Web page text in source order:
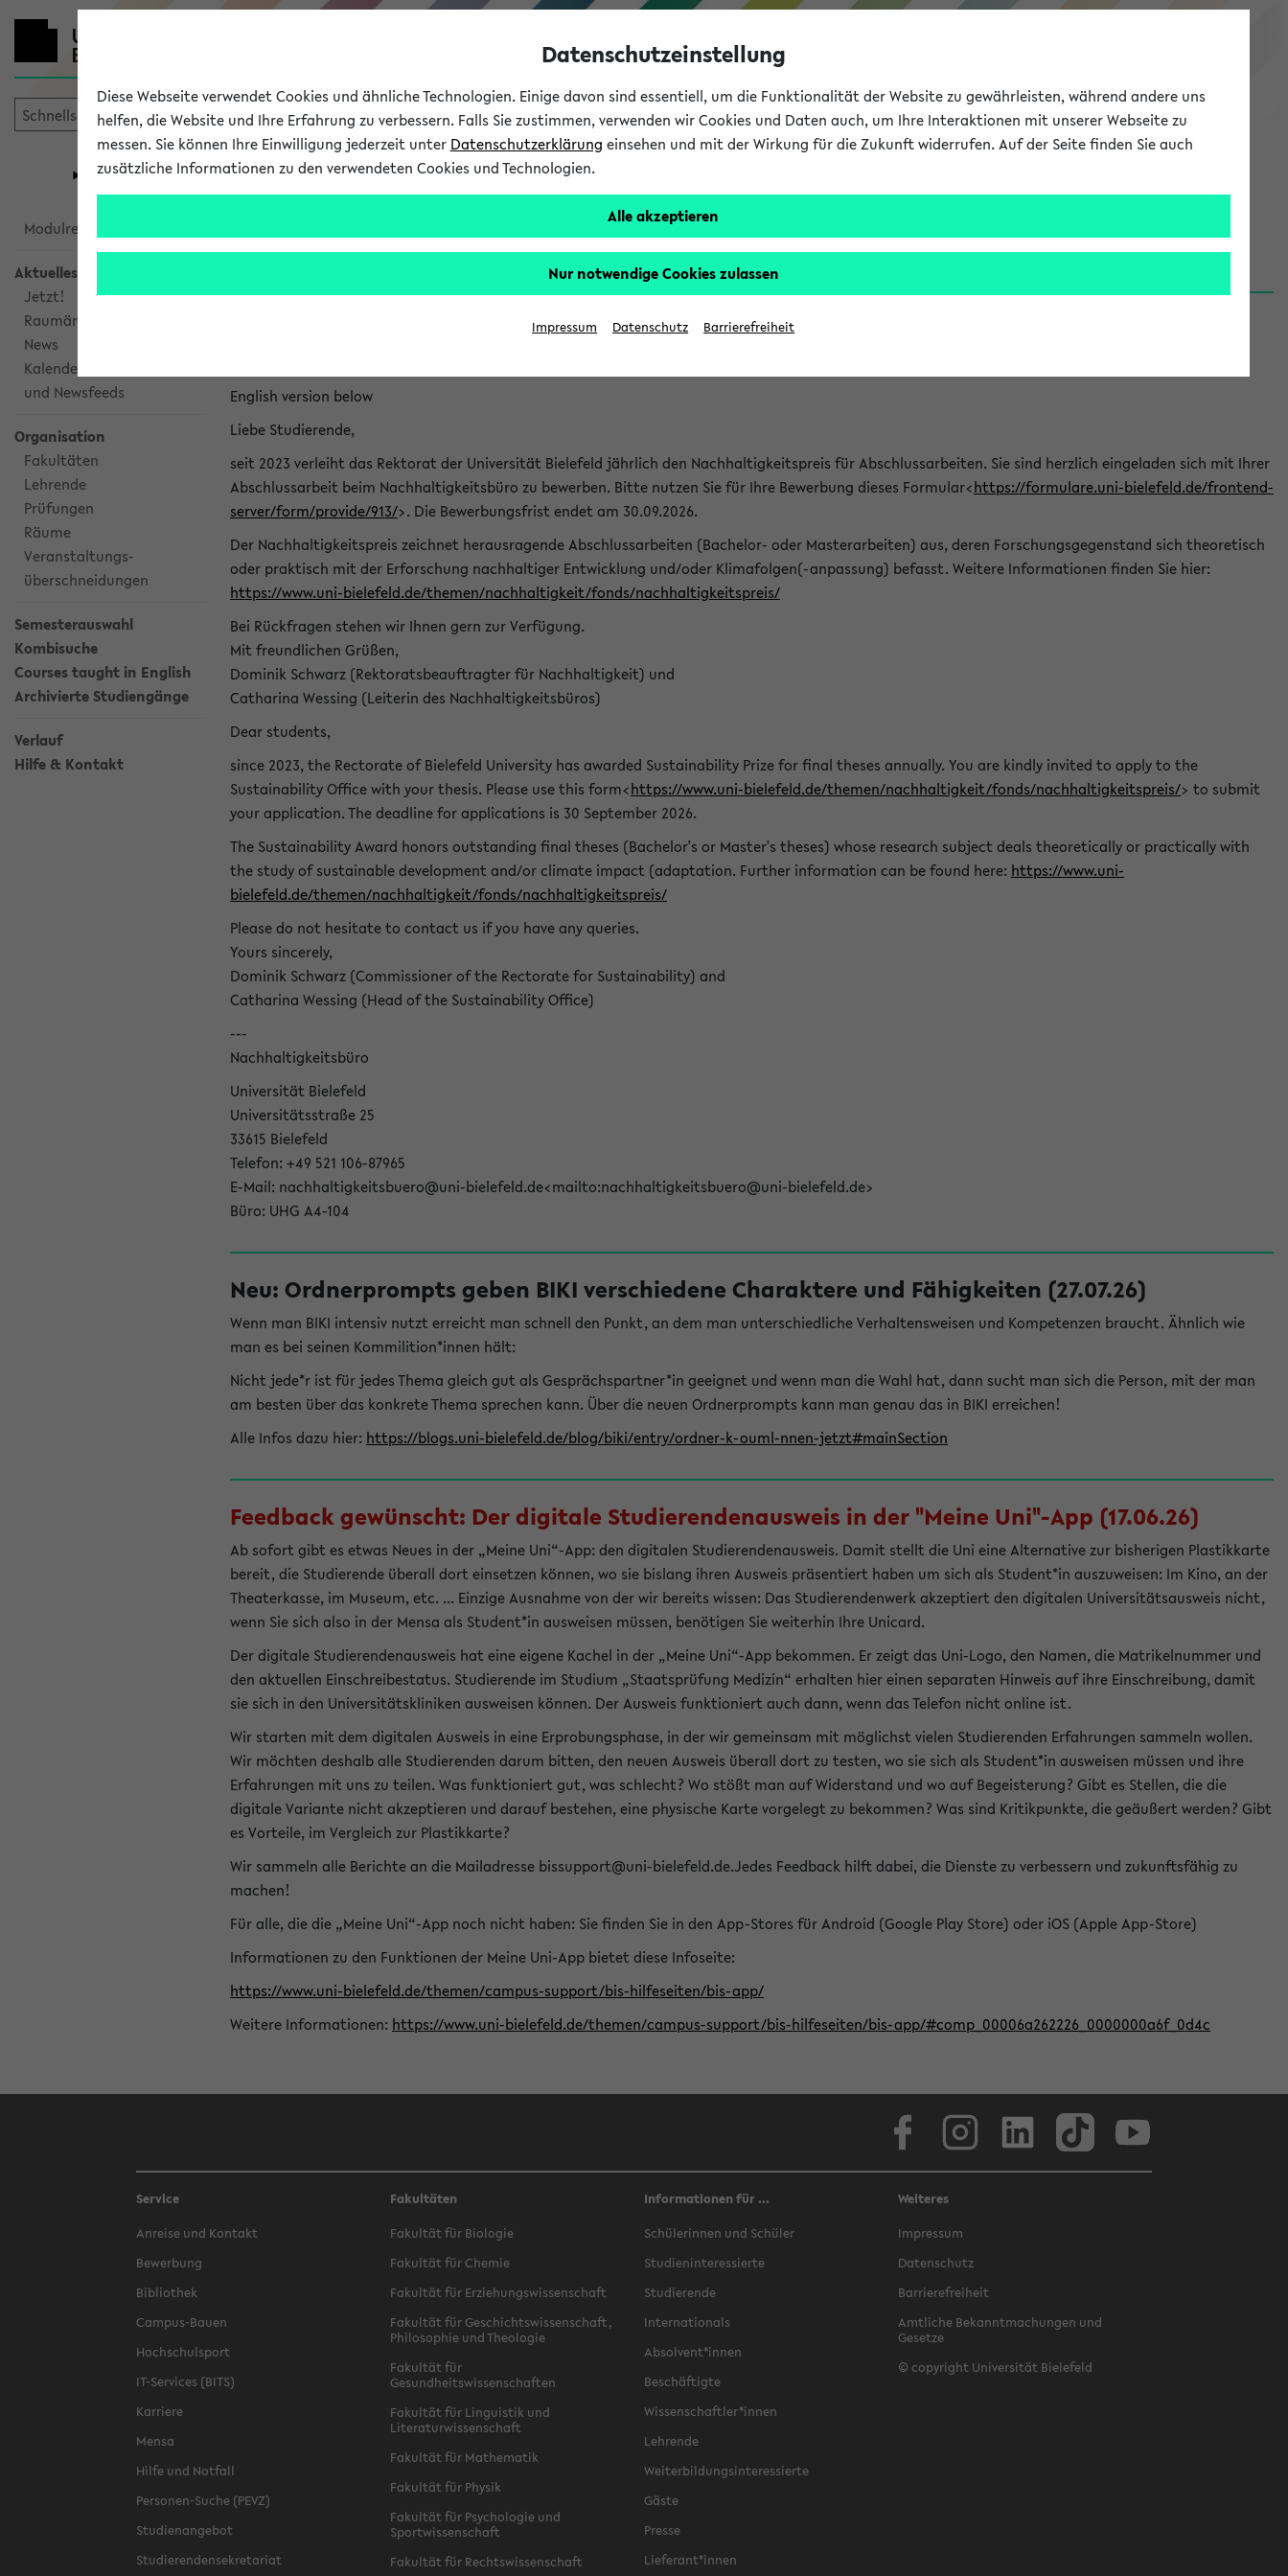
eKVV
Universität Forschung Studium
eKVV
Modulrecherche
Aktuelles
Jetzt!
Raumänderungen
News
Kalenderintegration
und Newsfeeds
Organisation
Fakultäten
Lehrende
Prüfungen
Räume
Veranstaltungs-
überschneidungen
Semesterauswahl
Kombisuche
Courses taught in English
Archivierte Studiengänge
Verlauf
Hilfe & Kontakt
eKVV News
Nachhaltigkeitspreis 2026: Bewerbungsphase gestartet (06.08.26)
English version below
Liebe Studierende,
seit 2023 verleiht das Rektorat der Universität Bielefeld jährlich den Nachhaltigkeitspreis für Abschlussarbeiten. Sie sind herzlich eingeladen sich mit Ihrer
Abschlussarbeit beim Nachhaltigkeitsbüro zu bewerben. Bitte nutzen Sie für Ihre Bewerbung dieses Formular<https://formulare.uni-bielefeld.de/frontend-
server/form/provide/913/>. Die Bewerbungsfrist endet am 30.09.2026.
Der Nachhaltigkeitspreis zeichnet herausragende Abschlussarbeiten (Bachelor- oder Masterarbeiten) aus, deren Forschungsgegenstand sich theoretisch
oder praktisch mit der Erforschung nachhaltiger Entwicklung und/oder Klimafolgen(-anpassung) befasst. Weitere Informationen finden Sie hier:
https://www.uni-bielefeld.de/themen/nachhaltigkeit/fonds/nachhaltigkeitspreis/
Bei Rückfragen stehen wir Ihnen gern zur Verfügung.
Mit freundlichen Grüßen,
Dominik Schwarz (Rektoratsbeauftragter für Nachhaltigkeit) und
Catharina Wessing (Leiterin des Nachhaltigkeitsbüros)
Dear students,
since 2023, the Rectorate of Bielefeld University has awarded Sustainability Prize for final theses annually. You are kindly invited to apply to the
Sustainability Office with your thesis. Please use this form<https://www.uni-bielefeld.de/themen/nachhaltigkeit/fonds/nachhaltigkeitspreis/> to submit
your application. The deadline for applications is 30 September 2026.
The Sustainability Award honors outstanding final theses (Bachelor's or Master's theses) whose research subject deals theoretically or practically with
the study of sustainable development and/or climate impact (adaptation. Further information can be found here: https://www.uni-
bielefeld.de/themen/nachhaltigkeit/fonds/nachhaltigkeitspreis/
Please do not hesitate to contact us if you have any queries.
Yours sincerely,
Dominik Schwarz (Commissioner of the Rectorate for Sustainability) and
Catharina Wessing (Head of the Sustainability Office)
---
Nachhaltigkeitsbüro
Universität Bielefeld
Universitätsstraße 25
33615 Bielefeld
Telefon: +49 521 106-87965
E-Mail: nachhaltigkeitsbuero@uni-bielefeld.de<mailto:nachhaltigkeitsbuero@uni-bielefeld.de>
Büro: UHG A4-104
Neu: Ordnerprompts geben BIKI verschiedene Charaktere und Fähigkeiten (27.07.26)
Wenn man BIKI intensiv nutzt erreicht man schnell den Punkt, an dem man unterschiedliche Verhaltensweisen und Kompetenzen braucht. Ähnlich wie
man es bei seinen Kommilition*innen hält:
Nicht jede*r ist für jedes Thema gleich gut als Gesprächspartner*in geeignet und wenn man die Wahl hat, dann sucht man sich die Person, mit der man
am besten über das konkrete Thema sprechen kann. Über die neuen Ordnerprompts kann man genau das in BIKI erreichen!
Alle Infos dazu hier: https://blogs.uni-bielefeld.de/blog/biki/entry/ordner-k-ouml-nnen-jetzt#mainSection
Feedback gewünscht: Der digitale Studierendenausweis in der "Meine Uni"-App (17.06.26)
Ab sofort gibt es etwas Neues in der „Meine Uni“-App: den digitalen Studierendenausweis. Damit stellt die Uni eine Alternative zur bisherigen Plastikkarte
bereit, die Studierende überall dort einsetzen können, wo sie bislang ihren Ausweis präsentiert haben um sich als Student*in auszuweisen: Im Kino, an der
Theaterkasse, im Museum, etc. ... Einzige Ausnahme von der wir bereits wissen: Das Studierendenwerk akzeptiert den digitalen Universitätsausweis nicht,
wenn Sie sich also in der Mensa als Student*in ausweisen müssen, benötigen Sie weiterhin Ihre Unicard.
Der digitale Studierendenausweis hat eine eigene Kachel in der „Meine Uni“-App bekommen. Er zeigt das Uni-Logo, den Namen, die Matrikelnummer und
den aktuellen Einschreibestatus. Studierende im Studium „Staatsprüfung Medizin“ erhalten hier einen separaten Hinweis auf ihre Einschreibung, damit
sie sich in den Universitätskliniken ausweisen können. Der Ausweis funktioniert auch dann, wenn das Telefon nicht online ist.
Wir starten mit dem digitalen Ausweis in eine Erprobungsphase, in der wir gemeinsam mit möglichst vielen Studierenden Erfahrungen sammeln wollen.
Wir möchten deshalb alle Studierenden darum bitten, den neuen Ausweis überall dort zu testen, wo sie sich als Student*in ausweisen müssen und ihre
Erfahrungen mit uns zu teilen. Was funktioniert gut, was schlecht? Wo stößt man auf Widerstand und wo auf Begeisterung? Gibt es Stellen, die die
digitale Variante nicht akzeptieren und darauf bestehen, eine physische Karte vorgelegt zu bekommen? Was sind Kritikpunkte, die geäußert werden? Gibt
es Vorteile, im Vergleich zur Plastikkarte?
Wir sammeln alle Berichte an die Mailadresse bissupport@uni-bielefeld.de.Jedes Feedback hilft dabei, die Dienste zu verbessern und zukunftsfähig zu
machen!
Für alle, die die „Meine Uni“-App noch nicht haben: Sie finden Sie in den App-Stores für Android (Google Play Store) oder iOS (Apple App-Store)
Informationen zu den Funktionen der Meine Uni-App bietet diese Infoseite:
https://www.uni-bielefeld.de/themen/campus-support/bis-hilfeseiten/bis-app/
Weitere Informationen: https://www.uni-bielefeld.de/themen/campus-support/bis-hilfeseiten/bis-app/#comp_00006a262226_0000000a6f_0d4c
Service
Anreise und Kontakt
Bewerbung
Bibliothek
Campus-Bauen
Hochschulsport
IT-Services (BITS)
Karriere
Mensa
Hilfe und Notfall
Personen-Suche (PEVZ)
Studienangebot
Studierendensekretariat
Fakultäten
Fakultät für Biologie
Fakultät für Chemie
Fakultät für Erziehungswissenschaft
Fakultät für Geschichtswissenschaft,
Philosophie und Theologie
Fakultät für
Gesundheitswissenschaften
Fakultät für Linguistik und
Literaturwissenschaft
Fakultät für Mathematik
Fakultät für Physik
Fakultät für Psychologie und
Sportwissenschaft
Fakultät für Rechtswissenschaft
Informationen für ...
Schülerinnen und Schüler
Studieninteressierte
Studierende
Internationals
Absolvent*innen
Beschäftigte
Wissenschaftler*innen
Lehrende
Weiterbildungsinteressierte
Gäste
Presse
Lieferant*innen
Weiteres
Impressum
Datenschutz
Barrierefreiheit
Amtliche Bekanntmachungen und
Gesetze
© copyright Universität Bielefeld
Datenschutzeinstellung
Diese Webseite verwendet Cookies und ähnliche Technologien. Einige davon sind essentiell, um die Funktionalität der Website zu gewährleisten, während andere uns
helfen, die Website und Ihre Erfahrung zu verbessern. Falls Sie zustimmen, verwenden wir Cookies und Daten auch, um Ihre Interaktionen mit unserer Webseite zu
messen. Sie können Ihre Einwilligung jederzeit unter Datenschutzerklärung einsehen und mit der Wirkung für die Zukunft widerrufen. Auf der Seite finden Sie auch
zusätzliche Informationen zu den verwendeten Cookies und Technologien.
Alle akzeptieren
Nur notwendige Cookies zulassen
Impressum Datenschutz Barrierefreiheit